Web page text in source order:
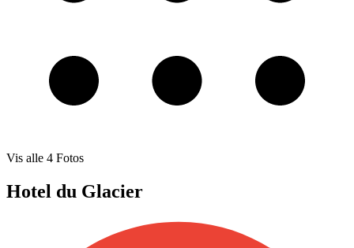
Vis alle 4 Fotos
Hotel du Glacier